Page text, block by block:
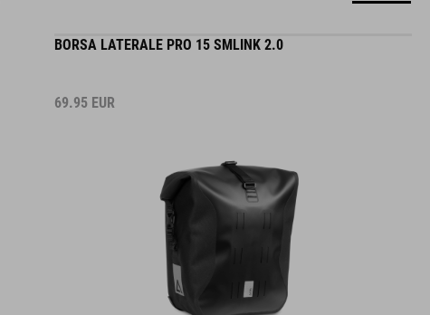
BORSA LATERALE PRO 15 SMLINK 2.0
69.95 EUR